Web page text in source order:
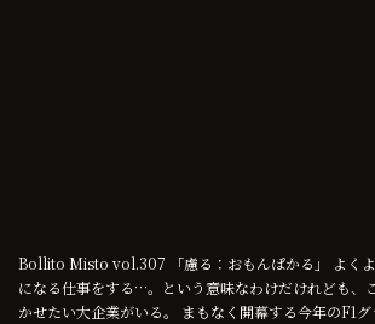
Bollito Misto vol.307 「慮る：おもんぱかる」 よく
になる仕事をする…。という意味なわけだけれども、
かせたい大企業がいる。 まもなく開幕する今年のF1